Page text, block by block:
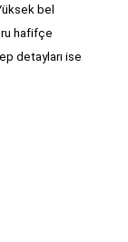
bel
hafifçe
detayları ise